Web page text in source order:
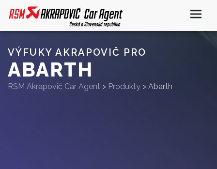
VÝFUKY AKRAPOVIČ PRO
ABARTH
RSM Akrapovič Car Agent > Produkty > Abarth